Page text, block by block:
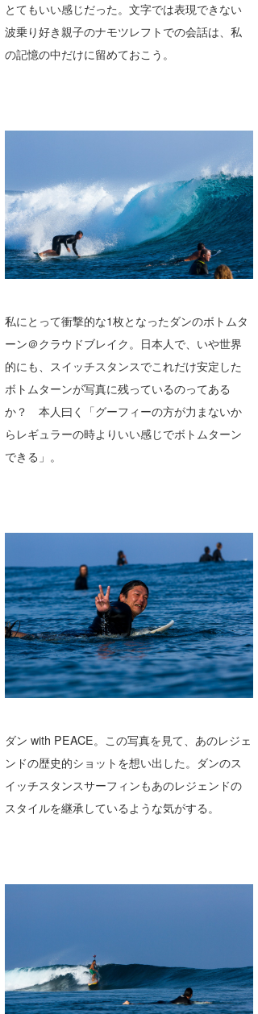
とてもいい感じだった。文字では表現できない
波乗り好き親子のナモツレフトでの会話は、私
の記憶の中だけに留めておこう。
私にとって衝撃的な1枚となったダンのボトムタ
ーン＠クラウドブレイク。日本人で、いや世界
的にも、スイッチスタンスでこれだけ安定した
ボトムターンが写真に残っているのってある
か？ 本人曰く「グーフィーの方が力まないか
らレギュラーの時よりいい感じでボトムターン
できる」。
ダン with PEACE。この写真を見て、あのレジェ
ンドの歴史的ショットを想い出した。ダンのス
イッチスタンスサーフィンもあのレジェンドの
スタイルを継承しているような気がする。